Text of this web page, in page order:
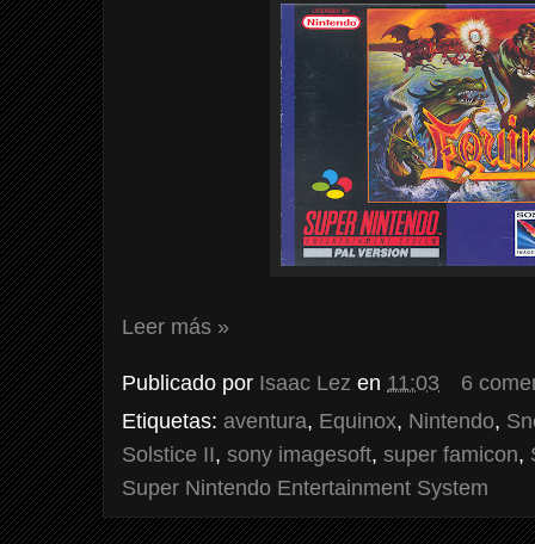
Leer más »
Publicado por Isaac Lez en 11:03
6
Etiquetas: aventura, Equinox, Nintendo,
Solstice II, sony imagesoft, super famicon,
Super Nintendo Entertainment System